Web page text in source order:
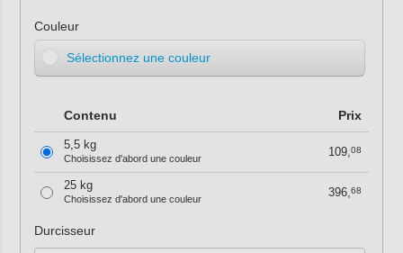
Couleur
Sélectionnez une couleur
Contenu Prix
5,5 kg
Choisissez d'abord une couleur 109,08
25 kg
Choisissez d'abord une couleur 396,68
Durcisseur